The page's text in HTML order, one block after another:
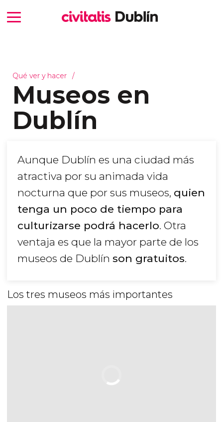
Qué ver y hacer
Museos en
Dublín
Aunque Dublín es una ciudad más
atractiva por su animada vida
nocturna que por sus museos, quien
tenga un poco de tiempo para
culturizarse podrá hacerlo. Otra
ventaja es que la mayor parte de los
museos de Dublín son gratuitos.
Los tres museos más importantes